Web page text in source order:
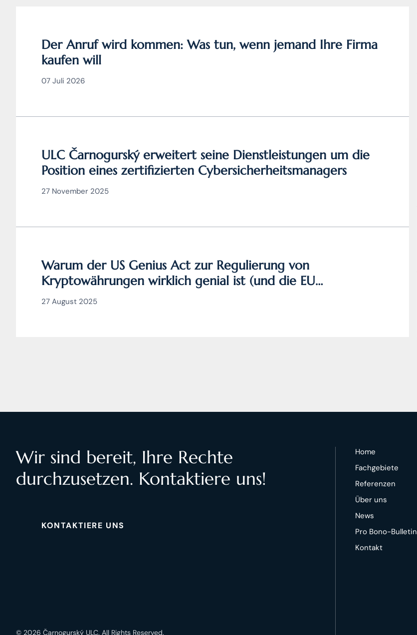
Der Anruf wird kommen: Was tun, wenn jemand Ihre Firma
kaufen will
07 Juli 2026
ULC Čarnogurský erweitert seine Dienstleistungen um die
Position eines zertifizierten Cybersicherheitsmanagers
27 November 2025
Warum der US Genius Act zur Regulierung von
Kryptowährungen wirklich genial ist (und die EU
Verordnung MiCA nicht)
27 August 2025
Wir sind bereit, Ihre Rechte
durchzusetzen. Kontaktiere uns!
KONTAKTIERE UNS
Home
Fachgebiete
Referenzen
Über uns
News
Pro Bono-Bulletin
Kontakt
© 2026 Čarnogurský ULC. All Rights Reserved.